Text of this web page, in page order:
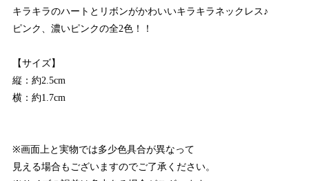
キラキラのハートとリボンがかわいいキラキラネックレス♪
ピンク、濃いピンクの全2色！！
【サイズ】
縦：約2.5cm
横：約1.7cm
※画面上と実物では多少色具合が異なって
見える場合もございますのでご了承ください。